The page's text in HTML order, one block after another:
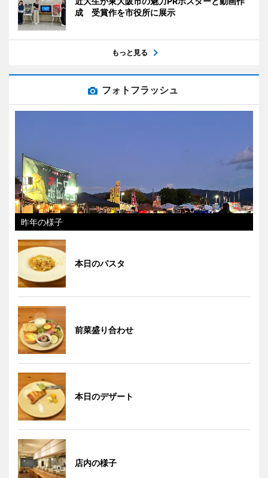
成 受賞作を市役所に展示
もっと見る
フォトフラッシュ
昨年の様子
本日のパスタ
前菜盛り合わせ
本日のデザート
店内の様子